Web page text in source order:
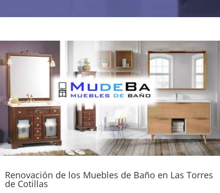
Renovación de los Muebles de Baño en Las Torres
de Cotillas